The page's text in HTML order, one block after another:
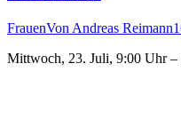
FrauenVon Andreas Reimann
Mittwoch, 23. Juli, 9:00 Uhr